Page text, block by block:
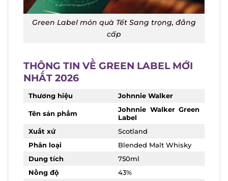
Green Label món quà Tết Sang trọng, đẳng
cấp
THÔNG TIN VỀ GREEN LABEL MỚI
NHẤT 2026
Thương hiệu Johnnie Walker
Tên sản phẩm
Johnnie Walker Green
Label
Xuất xứ
Scotland
Phân loại
Blended Malt Whisky
Dung tích
750ml
Nồng độ
43%